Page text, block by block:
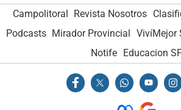
Campolitoral Revista Nosotros
Podcasts Mirador Provincial VivíMejor
Notife
Educacion